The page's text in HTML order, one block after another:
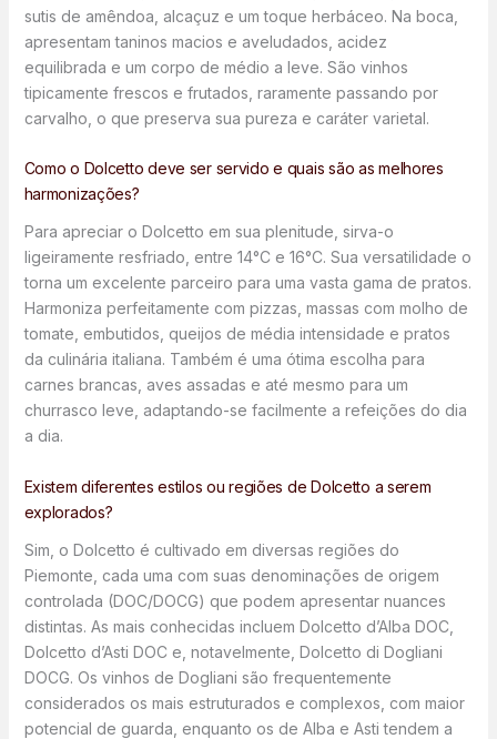
sutis de amêndoa, alcaçuz e um toque herbáceo. Na boca,
apresentam taninos macios e aveludados, acidez
equilibrada e um corpo de médio a leve. São vinhos
tipicamente frescos e frutados, raramente passando por
carvalho, o que preserva sua pureza e caráter varietal.
Como o Dolcetto deve ser servido e quais são as melhores
harmonizações?
Para apreciar o Dolcetto em sua plenitude, sirva-o
ligeiramente resfriado, entre 14°C e 16°C. Sua versatilidade o
torna um excelente parceiro para uma vasta gama de pratos.
Harmoniza perfeitamente com pizzas, massas com molho de
tomate, embutidos, queijos de média intensidade e pratos
da culinária italiana. Também é uma ótima escolha para
carnes brancas, aves assadas e até mesmo para um
churrasco leve, adaptando-se facilmente a refeições do dia
a dia.
Existem diferentes estilos ou regiões de Dolcetto a serem
explorados?
Sim, o Dolcetto é cultivado em diversas regiões do
Piemonte, cada uma com suas denominações de origem
controlada (DOC/DOCG) que podem apresentar nuances
distintas. As mais conhecidas incluem Dolcetto d’Alba DOC,
Dolcetto d’Asti DOC e, notavelmente, Dolcetto di Dogliani
DOCG. Os vinhos de Dogliani são frequentemente
considerados os mais estruturados e complexos, com maior
potencial de guarda, enquanto os de Alba e Asti tendem a